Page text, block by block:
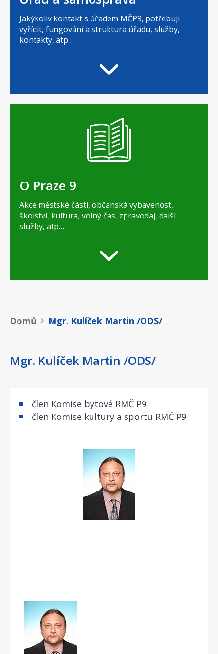
Jakýkoliv kontakt s úřadem MČP9, potřebuji
vyřídit, fungování a struktura úřadu, služby,
kontakty, atp…
O Praze 9
Akce městské části, občanská vybavenost,
školství, kultura, volný čas, zpravodaj, další
služby, atp…
Drobečková
Domů Mgr. Kulíček Martin /ODS/
Mgr. Kulíček Martin /ODS/
člen Komise bytové RMČ P9
člen Komise kultury a sportu RMČ P9